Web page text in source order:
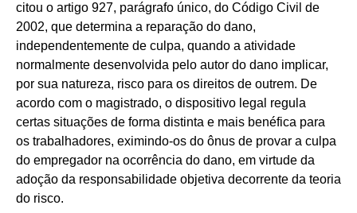
citou o artigo 927, parágrafo único, do Código Civil de
2002, que determina a reparação do dano,
independentemente de culpa, quando a atividade
normalmente desenvolvida pelo autor do dano implicar,
por sua natureza, risco para os direitos de outrem. De
acordo com o magistrado, o dispositivo legal regula
certas situações de forma distinta e mais benéfica para
os trabalhadores, eximindo-os do ônus de provar a culpa
do empregador na ocorrência do dano, em virtude da
adoção da responsabilidade objetiva decorrente da teoria
do risco.